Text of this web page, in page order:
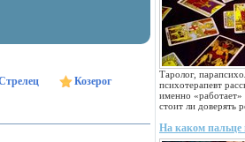
Таролог,
психотерапевт
именно
стоит ли доверять
На каком пальце
Козерог